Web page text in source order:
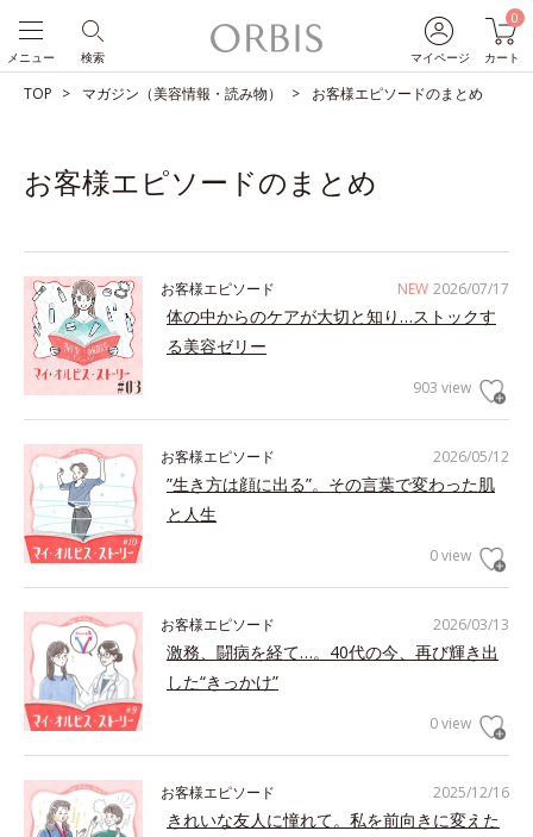
マイページ
0
カート
検索
メニュー
TOP マガジン（美容情報・読み物） お客様エピソードのまとめ
お客様エピソードのまとめ
NEW 2026/07/17
お客様エピソード
体の中からのケアが大切と知り…ストックす
る美容ゼリー
903 view
2026/05/12
お客様エピソード
”生き方は顔に出る”。その言葉で変わった肌
と人生
0 view
2026/03/13
お客様エピソード
激務、闘病を経て…。40代の今、再び輝き出
した“きっかけ”
0 view
2025/12/16
お客様エピソード
きれいな友人に憧れて。私を前向きに変えた